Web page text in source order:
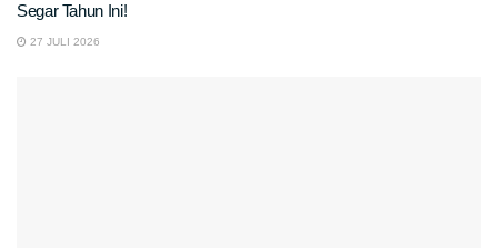
Segar Tahun Ini!
27 JULI 2026